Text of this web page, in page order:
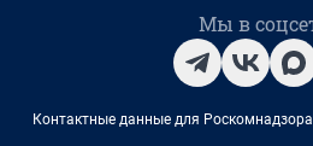
Мы в
Контактные данные для